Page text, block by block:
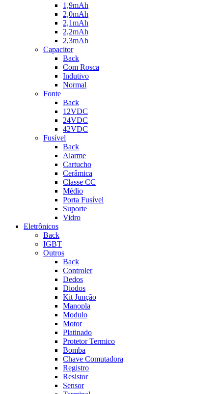
1,9mAh
2,0mAh
2,1mAh
2,2mAh
2,3mAh
Capacitor
Back
Com Rosca
Indutivo
Normal
Fonte
Back
12VDC
24VDC
42VDC
Fusível
Back
Alarme
Cartucho
Cerâmica
Classe CC
Médio
Porta Fusível
Suporte
Vidro
Eletrônicos
Back
IGBT
Outros
Back
Controler
Dedos
Diodos
Kit Junção
Manopla
Modulo
Motor
Platinado
Protetor Termico
Bomba
Chave Comutadora
Registro
Resistor
Sensor